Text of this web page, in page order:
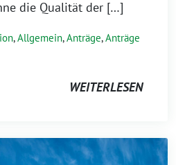
die Qualität der […]
,Allgemein,Anträge,Anträge
WEITERLESEN